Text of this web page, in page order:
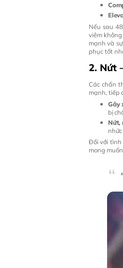
Nếu sau
viêm
mạnh và
phục tốt
2. Nứt
Các chấn
mạnh, tiếp
Gãy
bị
Nứt,
Đối với tình
mong